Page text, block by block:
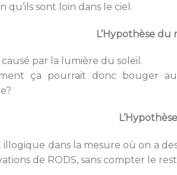
qu’ils sont loin dans le ciel.
L’Hypothèse du
causé par la lumière du soleil.
ça pourrait donc bouger
illogique dans la mesure où on a
de RODS, sans compter le